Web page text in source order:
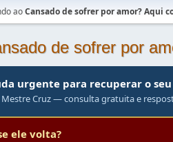
aoCansado de sofrer por amor? Aqui
urgente para recuperar o
Mestre Cruz — consulta gratuita e
ele volta?